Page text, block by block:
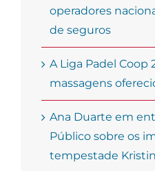
operadores
de seguros
A Liga Padel Coop
massagens
Ana Duarte em
Público sobre os
tempestade Kristin